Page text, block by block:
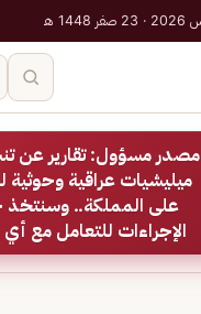
مصدر مسؤول: تقارير عن
ميليشيات عراقية وحوثية
على المملكة..
الإجراءات للتعامل مع